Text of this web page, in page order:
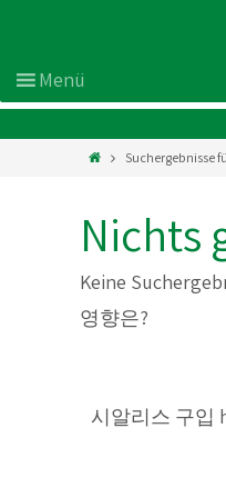
Suchergebnisse
Nichts
Keine
영향은?